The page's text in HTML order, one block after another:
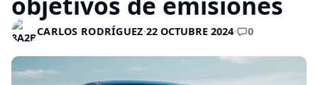
CARLOS RODRÍGUEZ·22 OCTUBRE 2024· 0